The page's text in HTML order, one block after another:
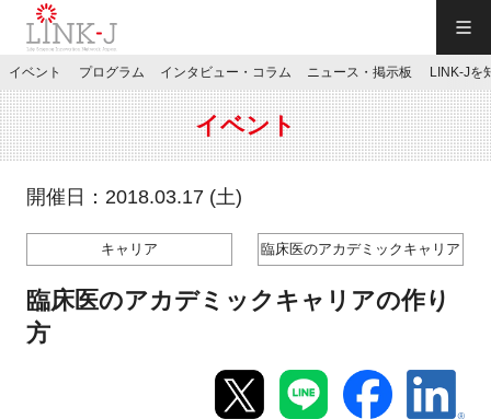
JP／EN
特別会員専用メニュー
施設ご予約
イベント プログラム インタビュー・コラム ニュース・掲示板 LINK-Jを
イベント
開催日：2018.03.17 (土)
キャリア 臨床医のアカデミックキャリア
臨床医のアカデミックキャリアの作り
方